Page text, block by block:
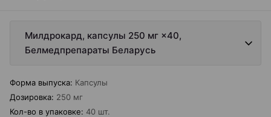
Милдрокард, капсулы 250 мг ×40,
Белмедпрепараты Беларусь
Форма выпуска: Капсулы
Дозировка: 250 мг
Кол-во в упаковке: 40 шт.